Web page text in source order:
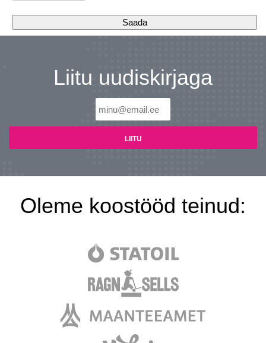
Liitu uudiskirjaga
Oleme koostööd teinud: